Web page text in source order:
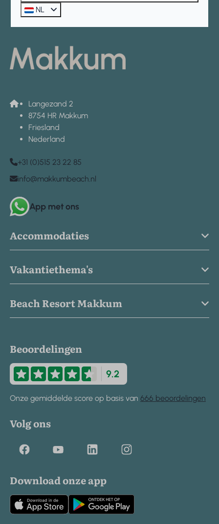
Langezand 2
8754 HR Makkum
Friesland
Nederland
+31 (0)515 23 22 85
info@makkumbeach.nl
App met ons
Accommodaties
Vakantiethema's
Beach Resort Makkum
Beoordelingen
9.2
Onze gemiddelde score op basis van 666 beoordelingen
Volg ons
Download onze app
NL